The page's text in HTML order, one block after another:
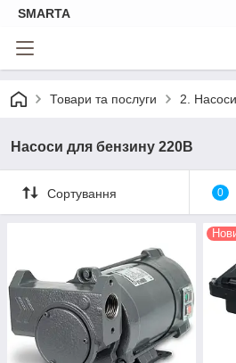
SMARTA
Товари та послуги 2.
Насоси для бензину 220В
Сортування 0